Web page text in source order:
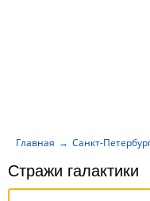
Стражи галактики
Главная Санкт-